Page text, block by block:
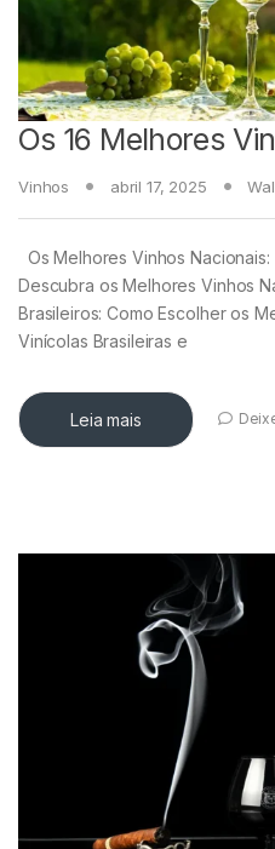
Os 16 Melhores
Vinhos abril 17, 2025
Os Melhores Vinhos
Descubra os Melhores Vinhos
Brasileiros: Como Escolher os
Vinícolas Brasileiras e
Leia mais